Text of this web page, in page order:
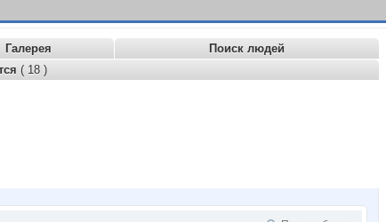
Галерея
Поиск людей
( 18 )